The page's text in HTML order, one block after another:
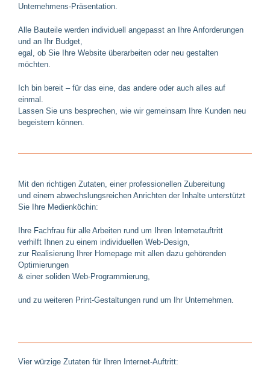
Unternehmens-Präsentation.
Alle Bauteile werden individuell angepasst an Ihre Anforderungen
und an Ihr Budget,
egal, ob Sie Ihre Website überarbeiten oder neu gestalten
möchten.
Ich bin bereit – für das eine, das andere oder auch alles auf
einmal.
Lassen Sie uns besprechen, wie wir gemeinsam Ihre Kunden neu
begeistern können.
Mit den richtigen Zutaten, einer professionellen Zubereitung
und einem abwechslungsreichen Anrichten der Inhalte unterstützt
Sie Ihre Medienköchin:
Ihre Fachfrau für alle Arbeiten rund um Ihren Internetauftritt
verhilft Ihnen zu einem individuellen Web-Design,
zur Realisierung Ihrer Homepage mit allen dazu gehörenden
Optimierungen
& einer soliden Web-Programmierung,
und zu weiteren Print-Gestaltungen rund um Ihr Unternehmen.
Vier würzige Zutaten für Ihren Internet-Auftritt: